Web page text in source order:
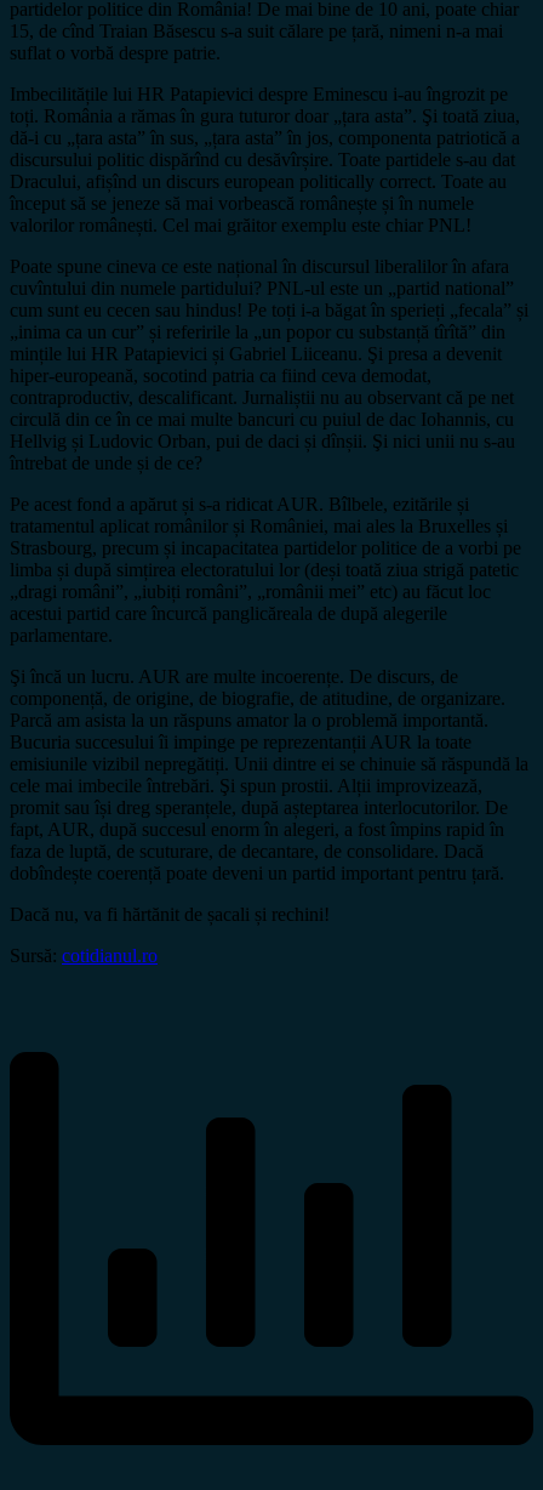
partidelor politice din România! De mai bine de 10 ani, poate chiar
15, de cînd Traian Băsescu s-a suit călare pe țară, nimeni n-a mai
suflat o vorbă despre patrie.
Imbecilitățile lui HR Patapievici despre Eminescu i-au îngrozit pe
toți. România a rămas în gura tuturor doar „țara asta”. Şi toată ziua,
dă-i cu „țara asta” în sus, „țara asta” în jos, componenta patriotică a
discursului politic dispărînd cu desăvîrșire. Toate partidele s-au dat
Dracului, afișînd un discurs european politically correct. Toate au
început să se jeneze să mai vorbească românește și în numele
valorilor românești. Cel mai grăitor exemplu este chiar PNL!
Poate spune cineva ce este național în discursul liberalilor în afara
cuvîntului din numele partidului? PNL-ul este un „partid national”
cum sunt eu cecen sau hindus! Pe toți i-a băgat în sperieți „fecala” și
„inima ca un cur” și referirile la „un popor cu substanță tîrîtă” din
mințile lui HR Patapievici și Gabriel Liiceanu. Şi presa a devenit
hiper-europeană, socotind patria ca fiind ceva demodat,
contraproductiv, descalificant. Jurnaliștii nu au observant că pe net
circulă din ce în ce mai multe bancuri cu puiul de dac Iohannis, cu
Hellvig și Ludovic Orban, pui de daci și dînșii. Şi nici unii nu s-au
întrebat de unde și de ce?
Pe acest fond a apărut și s-a ridicat AUR. Bîlbele, ezitările și
tratamentul aplicat românilor și României, mai ales la Bruxelles și
Strasbourg, precum și incapacitatea partidelor politice de a vorbi pe
limba și după simțirea electoratului lor (deși toată ziua strigă patetic
„dragi români”, „iubiți români”, „românii mei” etc) au făcut loc
acestui partid care încurcă panglicăreala de după alegerile
parlamentare.
Şi încă un lucru. AUR are multe incoerențe. De discurs, de
componență, de origine, de biografie, de atitudine, de organizare.
Parcă am asista la un răspuns amator la o problemă importantă.
Bucuria succesului îi impinge pe reprezentanții AUR la toate
emisiunile vizibil nepregătiți. Unii dintre ei se chinuie să răspundă la
cele mai imbecile întrebări. Şi spun prostii. Alții improvizează,
promit sau își dreg speranțele, după așteptarea interlocutorilor. De
fapt, AUR, după succesul enorm în alegeri, a fost împins rapid în
faza de luptă, de scuturare, de decantare, de consolidare. Dacă
dobîndește coerență poate deveni un partid important pentru țară.
Dacă nu, va fi hărtănit de șacali și rechini!
Sursă: cotidianul.ro